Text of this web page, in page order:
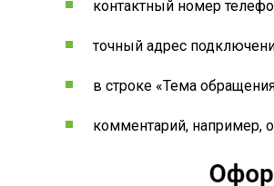
контактный номер
точный адрес
в строке «Тема
комментарий, например,